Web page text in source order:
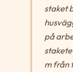
staket
på
m från